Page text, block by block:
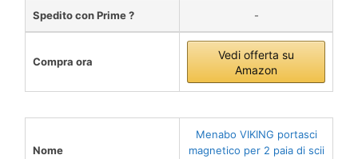
Spedito con Prime ? -
Compra ora
Vedi offerta su
Amazon
Nome
Menabo VIKING portasci
magnetico per 2 paia di scii